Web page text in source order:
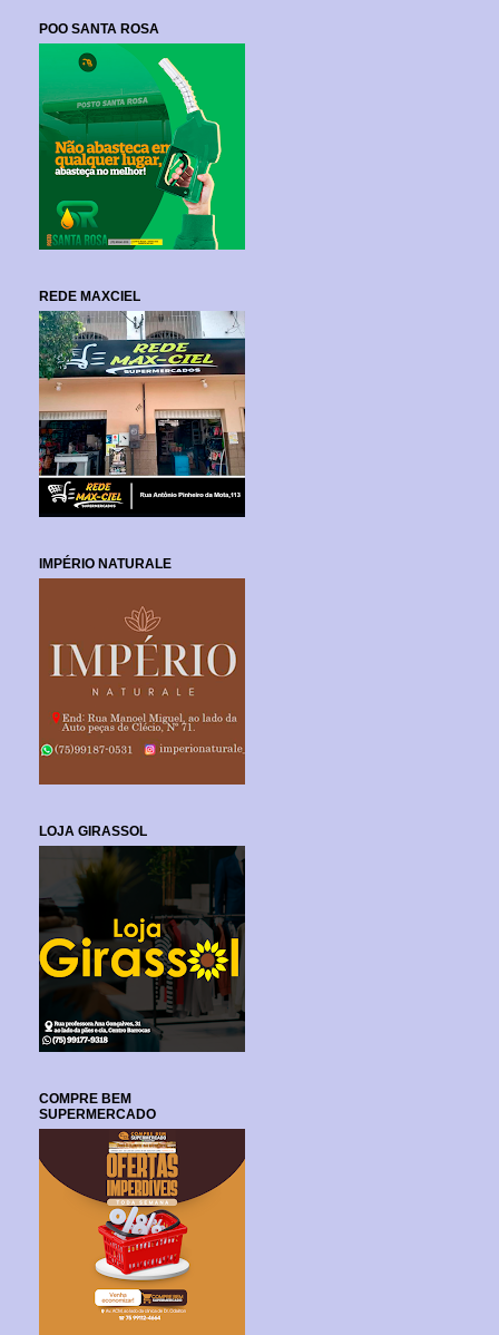
POO SANTA ROSA
REDE MAXCIEL
IMPÉRIO NATURALE
LOJA GIRASSOL
COMPRE BEM
SUPERMERCADO